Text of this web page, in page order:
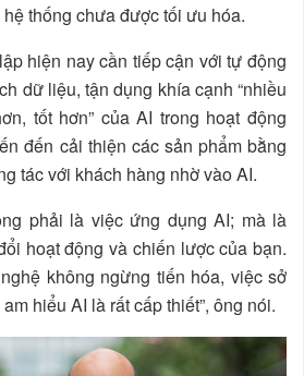
thống chưa được tối ưu hóa.
hiện nay cần tiếp cận với tự động
dữ liệu, tận dụng khía cạnh “nhiều
tốt hơn” của AI trong hoạt động
đến cải thiện các sản phẩm bằng
tác với khách hàng nhờ vào AI.
phải là việc ứng dụng AI; mà là
hoạt động và chiến lược của bạn.
không ngừng tiến hóa, việc sở
hiểu AI là rất cấp thiết”, ông nói.